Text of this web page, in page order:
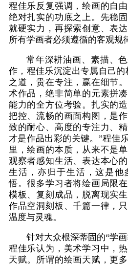
程佳乐反复强调，绘画的自
绝对扎实的功底之上。先稳
就硬实力，再探索创意、表
所有学画者必须遵循的客观规
常年深耕油画、素描、
作，程佳乐沉淀出专属自己
之道，贵在专注，赢在细节
术作品，绝非简单的元素拼
能力的全方位考验。扎实的
把控、流畅的画面构图，是
致的耐心、高度的专注力、
才是作品出彩的关键。”程佳
里，绘画的本质，从来不是
观察者感知生活、表达本心
生活，亦归于生活，这是他
悟。很多学习者将绘画局限
模板、复刻成品，脱离现实
作品空洞刻板、千篇一律，
温度与灵魂。
针对大众根深蒂固的“学
程佳乐认为，美术学习中，
天赋。所谓的绘画天赋，更